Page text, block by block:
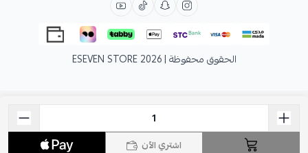
اشتري الآن
الحقوق محفوظة | 2026 ESEVEN STORE